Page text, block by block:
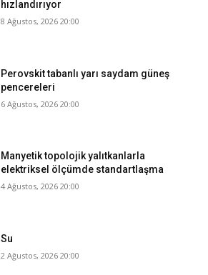
hızlandırıyor
8 Ağustos, 2026 20:00
Perovskit tabanlı yarı saydam güneş
pencereleri
6 Ağustos, 2026 20:00
Manyetik topolojik yalıtkanlarla
elektriksel ölçümde standartlaşma
4 Ağustos, 2026 20:00
Su
2 Ağustos, 2026 20:00